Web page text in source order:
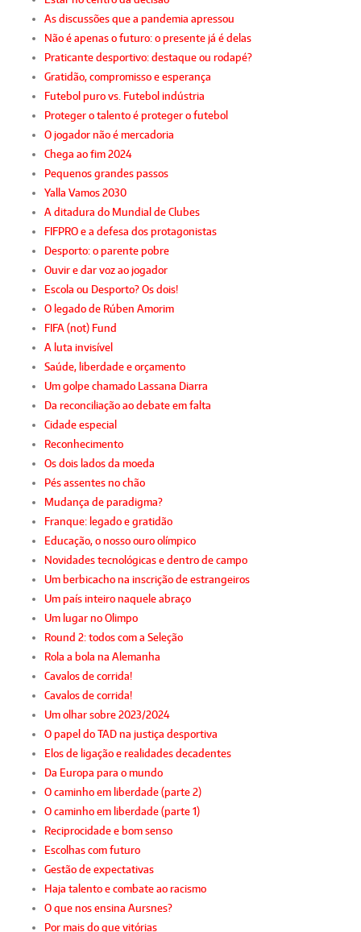
As discussões que a pandemia apressou
Não é apenas o futuro: o presente já é delas
Praticante desportivo: destaque ou rodapé?
Gratidão, compromisso e esperança
Futebol puro vs. Futebol indústria
Proteger o talento é proteger o futebol
O jogador não é mercadoria
Chega ao fim 2024
Pequenos grandes passos
Yalla Vamos 2030
A ditadura do Mundial de Clubes
FIFPRO e a defesa dos protagonistas
Desporto: o parente pobre
Ouvir e dar voz ao jogador
Escola ou Desporto? Os dois!
O legado de Rúben Amorim
FIFA (not) Fund
A luta invisível
Saúde, liberdade e orçamento
Um golpe chamado Lassana Diarra
Da reconciliação ao debate em falta
Cidade especial
Reconhecimento
Os dois lados da moeda
Pés assentes no chão
Mudança de paradigma?
Franque: legado e gratidão
Educação, o nosso ouro olímpico
Novidades tecnológicas e dentro de campo
Um berbicacho na inscrição de estrangeiros
Um país inteiro naquele abraço
Um lugar no Olimpo
Round 2: todos com a Seleção
Rola a bola na Alemanha
Cavalos de corrida!
Cavalos de corrida!
Um olhar sobre 2023/2024
O papel do TAD na justiça desportiva
Elos de ligação e realidades decadentes
Da Europa para o mundo
O caminho em liberdade (parte 2)
O caminho em liberdade (parte 1)
Reciprocidade e bom senso
Escolhas com futuro
Gestão de expectativas
Haja talento e combate ao racismo
O que nos ensina Aursnes?
Por mais do que vitórias